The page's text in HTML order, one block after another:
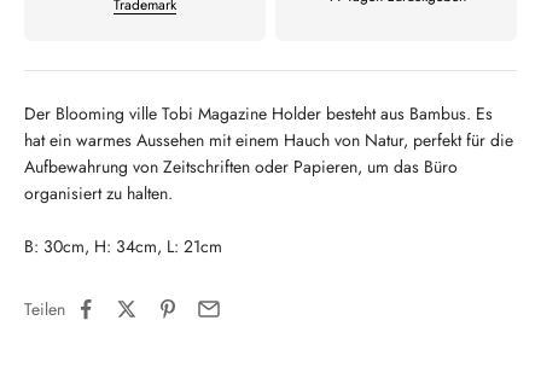
Trademark
Der Blooming ville Tobi Magazine Holder besteht aus Bambus. Es
hat ein warmes Aussehen mit einem Hauch von Natur, perfekt für die
Aufbewahrung von Zeitschriften oder Papieren, um das Büro
organisiert zu halten.
B: 30cm, H: 34cm, L: 21cm
Teilen